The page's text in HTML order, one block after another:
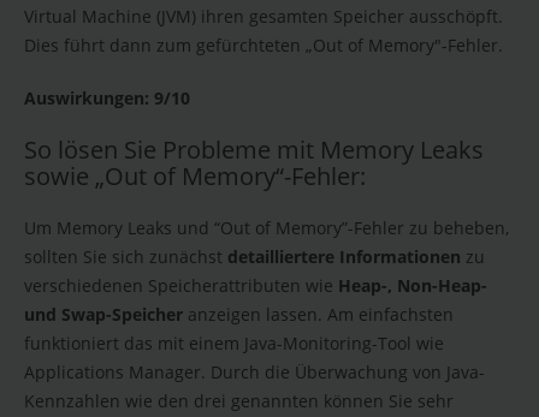
Virtual Machine (JVM) ihren gesamten Speicher ausschöpft.
Dies führt dann zum gefürchteten „Out of Memory"-Fehler.
Auswirkungen: 9/10
So lösen Sie Probleme mit Memory Leaks
sowie „Out of Memory“-Fehler:
Um Memory Leaks und “Out of Memory”-Fehler zu beheben,
sollten Sie sich zunächst detailliertere Informationen zu
verschiedenen Speicherattributen wie Heap-, Non-Heap-
und Swap-Speicher anzeigen lassen. Am einfachsten
funktioniert das mit einem Java-Monitoring-Tool wie
Applications Manager. Durch die Überwachung von Java-
Kennzahlen wie den drei genannten können Sie sehr